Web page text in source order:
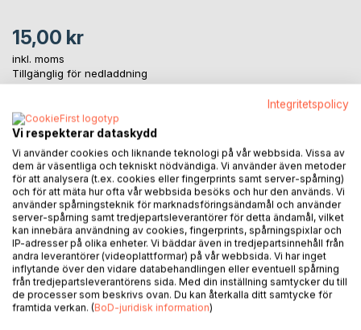
15,00 kr
inkl. moms
Tillgänglig för nedladdning
LÄGG I KUNDVAGNEN
Lägg till i kom-ihåglista
Recensera titel
BESKRIVNING
Integritetspolicy
Vi respekterar dataskydd
Vi använder cookies och liknande teknologi på vår webbsida. Vissa av
dem är väsentliga och tekniskt nödvändiga. Vi använder även metoder
för att analysera (t.ex. cookies eller fingerprints samt server-spårning)
och för att mäta hur ofta vår webbsida besöks och hur den används. Vi
använder spårningsteknik för marknadsföringsändamål och använder
server-spårning samt tredjepartsleverantörer för detta ändamål, vilket
kan innebära användning av cookies, fingerprints, spårningspixlar och
IP-adresser på olika enheter. Vi bäddar även in tredjepartsinnehåll från
andra leverantörer (videoplattformar) på vår webbsida. Vi har inget
inflytande över den vidare databehandlingen eller eventuell spårning
från tredjepartsleverantörens sida. Med din inställning samtycker du till
de processer som beskrivs ovan. Du kan återkalla ditt samtycke för
framtida verkan. (BoD-juridisk information)